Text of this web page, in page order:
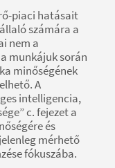
piaci hatásait
számára a
nem a
munkájuk során
minőségének
A
intelligencia,
c. fejezet a
és
mérhető
fókuszába.